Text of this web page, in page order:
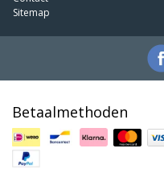
Sitemap
Betaalmethoden